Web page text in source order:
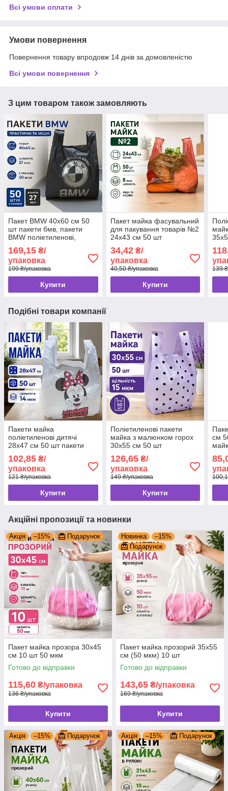
Всі умови оплати
Умови повернення
Повернення товару впродовж 14 днів за домовленістю
Всі умови повернення
З цим товаром також замовляють
Пакет BMW 40x60 см 50
шт пакети бмв, пакети
BMW поліетиленові,
169,15 ₴/
упаковка
199 ₴/упаковка
Купити
Пакет майка фасувальний
для пакування товарів №2
24x43 см 50 шт
34,42₴/
упаковка
40,50 ₴/упаковка
Купити
139
Подібні товари компанії
Пакети майка
поліетиленові дитячі
28x47 см 50 шт пакети
102,85 ₴/
упаковка
121 ₴/упаковка
Купити
Поліетиленові пакети
майка з малюнком горох
30x55 см 50 шт
126,65₴/
упаковка
149 ₴/упаковка
Купити
см
Акційні пропозиції та новинки
Акція –15% Подарунок
Пакет майка прозора 30x45
см 10 шт 50 мкм
Готово до відправки
115,60 ₴/упаковка
136 ₴/упаковка
Купити
Новинка
–15%
Подарунок
Пакет майка прозорий 35x55
см (50 мкм) 10 шт
Готово до відправки
143,65 ₴/упаковка
169 ₴/упаковка
Купити
Акція –15% Подарунок Акція –15% Подарунок